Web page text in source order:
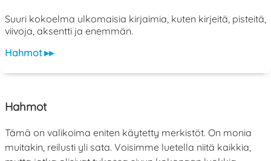
Suuri kokoelma ulkomaisia kirjaimia, kuten kirjeitä, pisteitä,
viivoja, aksentti ja enemmän.
Hahmot ▸▸
Hahmot
Tämä on valikoima eniten käytetty merkistöt. On monia
muitakin, reilusti yli sata. Voisimme luetella niitä kaikkia,